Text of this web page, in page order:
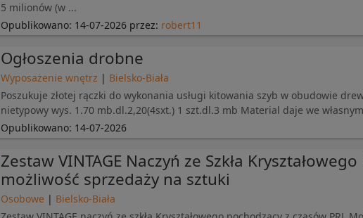
5 milionów (w ...
Opublikowano: 14-07-2026 przez: robert11
Ogłoszenia drobne
Wyposażenie wnętrz | Bielsko-Biała
Poszukuje złotej rączki do wykonania usługi kitowania szyb w obudowie
nietypowy wys. 1.70 mb.dl.2,20(4sxt.) 1 szt.dl.3 mb Material daje we
Opublikowano: 14-07-2026
Zestaw VINTAGE Naczyń ze Szkła Kryształowego
możliwość sprzedaży na sztuki
Osobowe | Bielsko-Biała